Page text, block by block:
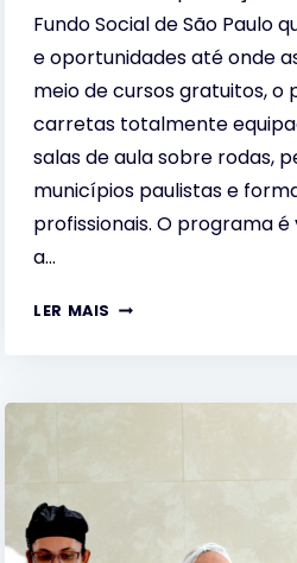
Fundo Social de São Paulo
e oportunidades até onde
meio de cursos gratuitos,
carretas totalmente
salas de aula sobre rodas,
municípios paulistas e
profissionais. O programa
a…
LER MAIS CAMINHO